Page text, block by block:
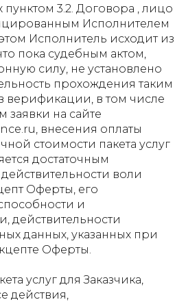
3.2. Договора , лицо
Исполнителем
Исполнитель исходит из
пока судебным актом,
силу, не установлено
прохождения таким
верификации, в том числе
заявки на сайте
внесения оплаты
стоимости пакета услуг
достаточным
воли
Оферты, его
и
действительности
данных, указанных при
Оферты.
услуг для Заказчика,
действия,